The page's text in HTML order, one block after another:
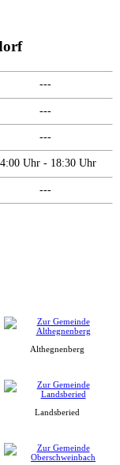
---
---
---
Uhr - 18:30 Uhr
---
Althegnenberg
Landsberied